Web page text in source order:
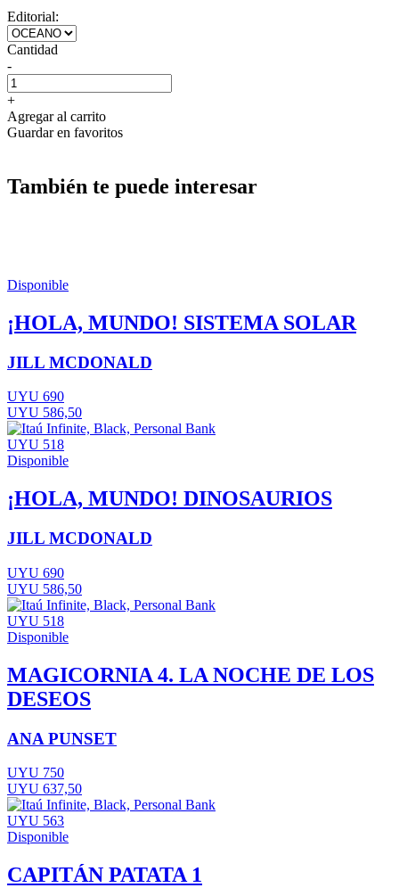
Editorial:
Cantidad
-
+
Agregar al carrito
Guardar en favoritos
También te puede interesar
Disponible
¡HOLA, MUNDO! SISTEMA SOLAR
JILL MCDONALD
UYU 690
UYU 586,50
UYU 518
Disponible
¡HOLA, MUNDO! DINOSAURIOS
JILL MCDONALD
UYU 690
UYU 586,50
UYU 518
Disponible
MAGICORNIA 4. LA NOCHE DE LOS
DESEOS
ANA PUNSET
UYU 750
UYU 637,50
UYU 563
Disponible
CAPITÁN PATATA 1